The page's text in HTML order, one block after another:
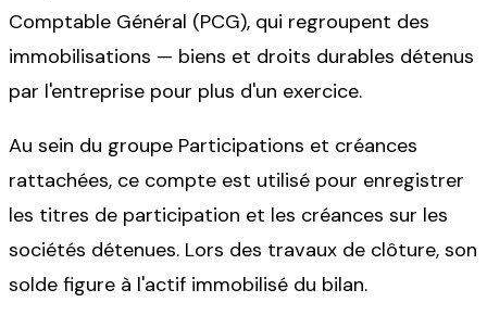
Comptable Général (PCG), qui regroupent des
immobilisations — biens et droits durables détenus
par l'entreprise pour plus d'un exercice.
Au sein du groupe Participations et créances
rattachées, ce compte est utilisé pour enregistrer
les titres de participation et les créances sur les
sociétés détenues. Lors des travaux de clôture, son
solde figure à l'actif immobilisé du bilan.